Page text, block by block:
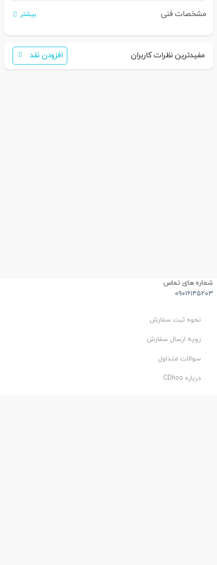
اگر برای خرید تمایل به عضویت در سایت ندارید،
مشخصات فنی بیشتر
مفیدترین نظرات کاربران افزودن نقد
شماره های تماس
۰۹۰۱۶۱۴۵۲۰۳
نحوه ثبت سفارش
رویه ارسال سفارش
سوالات متداول
درباره CDhoo